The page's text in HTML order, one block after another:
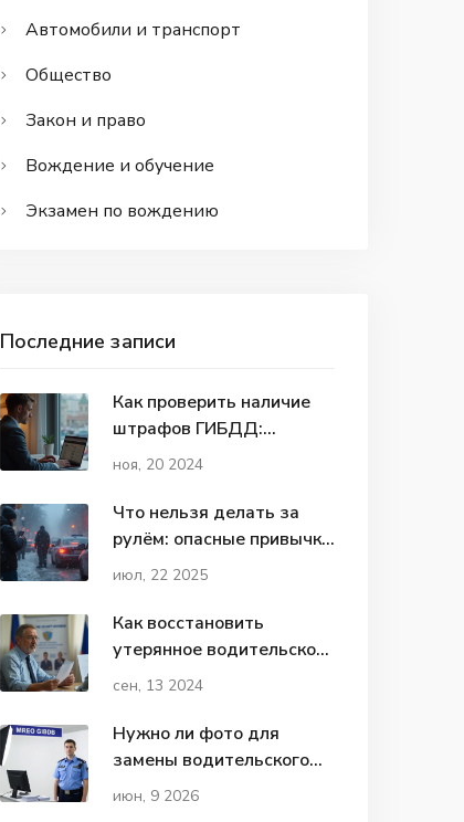
Автомобили и транспорт
Общество
Закон и право
Вождение и обучение
Экзамен по вождению
Последние записи
Как проверить наличие
штрафов ГИБДД:
пошаговое руководство
ноя, 20 2024
Что нельзя делать за
рулём: опасные привычки
водителей и как их
июл, 22 2025
Как восстановить
утерянное водительское
удостоверение в 2024
сен, 13 2024
Нужно ли фото для
замены водительского
удостоверения в 2026
июн, 9 2026